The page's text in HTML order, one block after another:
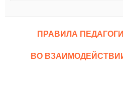
ПРАВИЛА
ВО